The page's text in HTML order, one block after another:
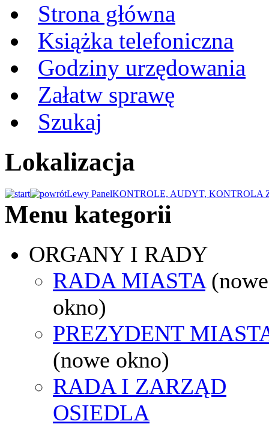
Strona główna
Książka telefoniczna
Godziny urzędowania
Załatw sprawę
Szukaj
Lokalizacja
Lewy PanelKONTROLE, AUDYT, KONTROLA
Menu kategorii
ORGANY I RADY
RADA MIASTA (nowe
okno)
PREZYDENT
(nowe okno)
RADA I ZARZĄD
OSIEDLA